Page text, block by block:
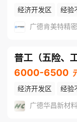
经济开发区
经验
广德肯美特精
普工（五险、
6000-6500
经济开发区
经验
广德华昌新材